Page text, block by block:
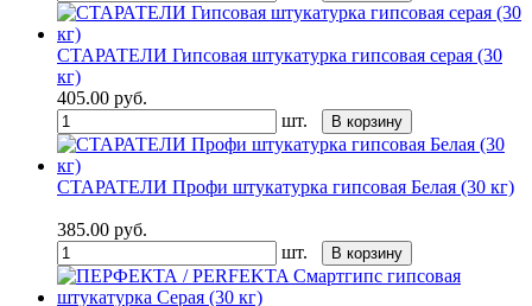
СТАРАТЕЛИ Гипсовая штукатурка гипсовая серая (30
кг)
405.00 руб.
шт.
В корзину
СТАРАТЕЛИ Профи штукатурка гипсовая Белая (30 кг)
385.00 руб.
шт.
В корзину